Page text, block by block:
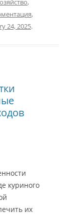
,
,
24, 2025.
куриного
их